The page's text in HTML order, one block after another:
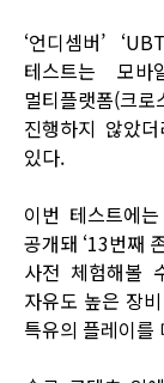
‘언디셈버’
테스트는 모바
멀티플랫폼(크
진행하지 않았
있다.
이번 테스트에
공개돼 ‘13번째
사전 체험해볼
자유도 높은 장
특유의 플레이를